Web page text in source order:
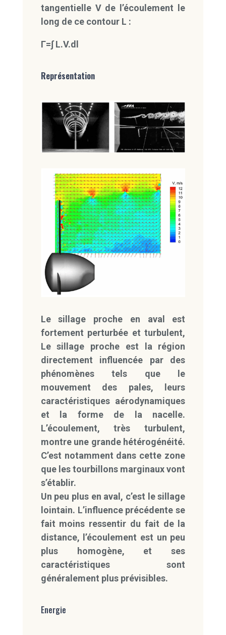
tangentielle V de l’écoulement le
long de ce contour L :
Г=∫ L.V.dl
Représentation
Le sillage proche en aval est
fortement perturbée et turbulent,
Le sillage proche est la région
directement influencée par des
phénomènes tels que le
mouvement des pales, leurs
caractéristiques aérodynamiques
et la forme de la nacelle.
L’écoulement, très turbulent,
montre une grande hétérogénéité.
C’est notamment dans cette zone
que les tourbillons marginaux vont
s’établir.
Un peu plus en aval, c’est le sillage
lointain. L’influence précédente se
fait moins ressentir du fait de la
distance, l’écoulement est un peu
plus homogène, et ses
caractéristiques sont
généralement plus prévisibles.
Energie